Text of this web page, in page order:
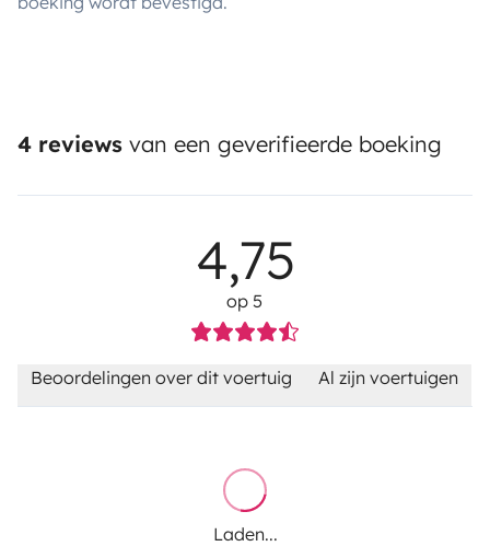
4 reviews van een geverifieerde boeking
4,75
op 5
Beoordelingen over dit voertuig Al zijn voertuigen
Laden...